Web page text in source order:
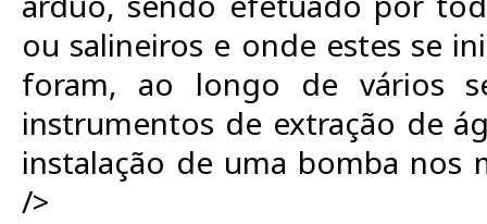
ou salineiros e onde estes se
foram, ao longo de vários
instrumentos de extração de
instalação de uma bomba nos
/>